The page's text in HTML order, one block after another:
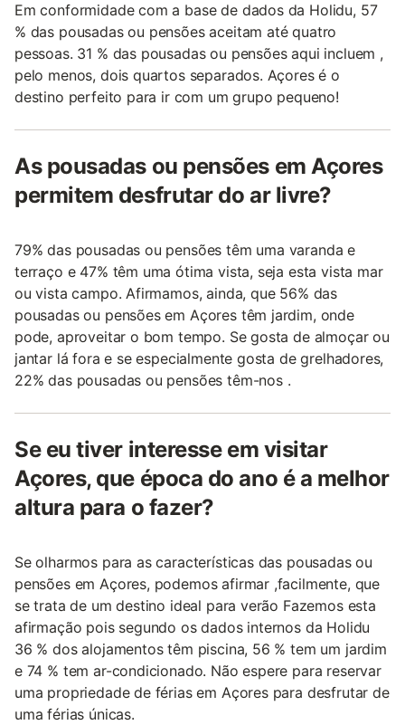
Em conformidade com a base de dados da Holidu, 57
% das pousadas ou pensões aceitam até quatro
pessoas. 31 % das pousadas ou pensões aqui incluem ,
pelo menos, dois quartos separados. Açores é o
destino perfeito para ir com um grupo pequeno!
As pousadas ou pensões em Açores
permitem desfrutar do ar livre?
79% das pousadas ou pensões têm uma varanda e
terraço e 47% têm uma ótima vista, seja esta vista mar
ou vista campo. Afirmamos, ainda, que 56% das
pousadas ou pensões em Açores têm jardim, onde
pode, aproveitar o bom tempo. Se gosta de almoçar ou
jantar lá fora e se especialmente gosta de grelhadores,
22% das pousadas ou pensões têm-nos .
Se eu tiver interesse em visitar
Açores, que época do ano é a melhor
altura para o fazer?
Se olharmos para as características das pousadas ou
pensões em Açores, podemos afirmar ,facilmente, que
se trata de um destino ideal para verão Fazemos esta
afirmação pois segundo os dados internos da Holidu
36 % dos alojamentos têm piscina, 56 % tem um jardim
e 74 % tem ar-condicionado. Não espere para reservar
uma propriedade de férias em Açores para desfrutar de
uma férias únicas.